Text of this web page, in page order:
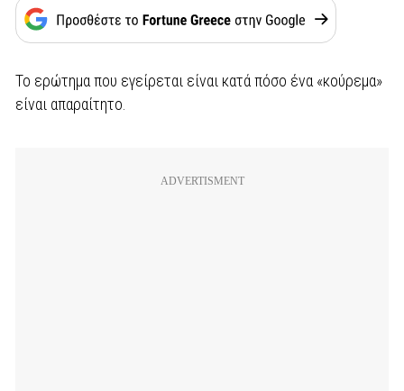
Το ερώτημα που εγείρεται είναι κατά πόσο ένα «κούρεμα»
είναι απαραίτητο.